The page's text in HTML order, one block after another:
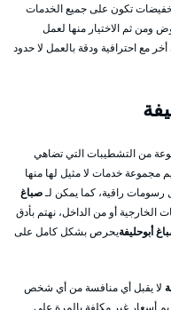
تكون على جميع الخدمات
ومن ثم الاختيار منها لعمل
مع احترافية ودقة بالعمل لا حدود
من التشطيبات التي تضاهي
مجموعة خدمات لا مثيل لها منها
راقية، كما يمكن لـصباغ
أو من الداخل، نهتم بأدق
أبوحليفةيحرص بشكل كامل على
لا يقبل أي منافسة من أي شخص
أسعار غير مكلفة بالمرة على